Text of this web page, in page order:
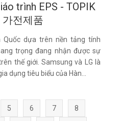
trình EPS - TOPIK
가전제품
Quốc dựa trên nền tảng tính
trọng đang nhận được sự
thế giới. Samsung và LG là
dụng tiêu biểu của Hàn...
5 6 7 8